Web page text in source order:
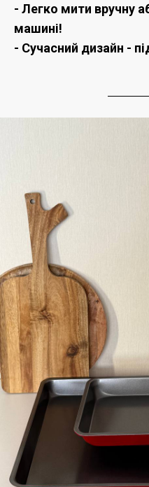
- Легко мити вручну
машині!
- Сучасний дизайн -